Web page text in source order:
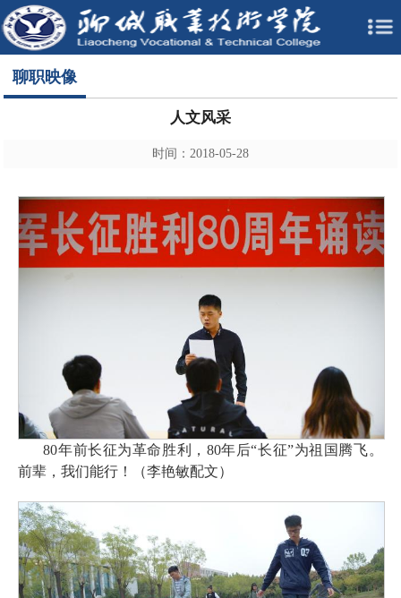
聊职映像
人文风采
时间：2018-05-28
80年前长征为革命胜利，80年后“长征”为祖国腾飞。
前辈，我们能行！（李艳敏配文）